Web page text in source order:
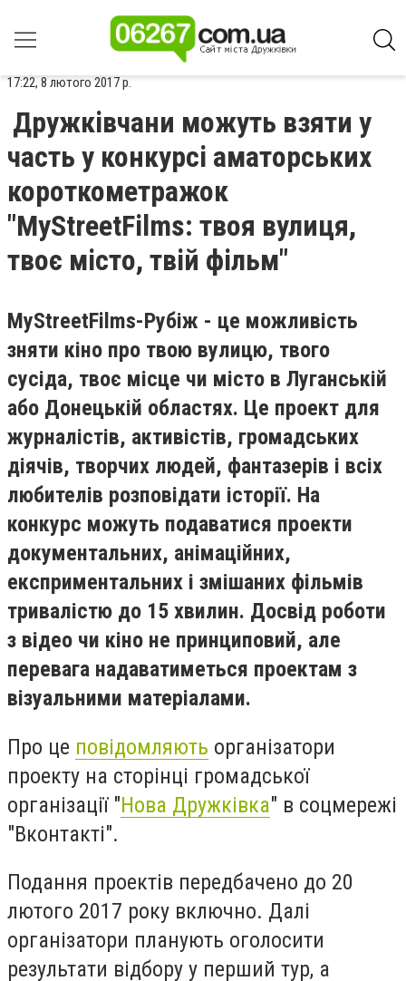
17:22, 8 лютого 2017 р.
Дружківчани можуть взяти у
часть у конкурсі аматорських
короткометражок
"MyStreetFilms: твоя вулиця,
твоє місто, твій фільм"
MyStreetFilms-Рубіж - це можливість
зняти кіно про твою вулицю, твого
сусіда, твоє місце чи місто в Луганській
або Донецькій областях. Це проект для
журналістів, активістів, громадських
діячів, творчих людей, фантазерів і всіх
любителів розповідати історії. На
конкурс можуть подаватися проекти
документальних, анімаційних,
експриментальних і змішаних фільмів
тривалістю до 15 хвилин. Досвід роботи
з відео чи кіно не принциповий, але
перевага надаватиметься проектам з
візуальними матеріалами.
Про це повідомляють організатори
проекту на сторінці громадської
організації "Нова Дружківка" в соцмережі
"Вконтакті".
Подання проектів передбачено до 20
лютого 2017 року включно. Далі
організатори планують оголосити
результати відбору у перший тур, а